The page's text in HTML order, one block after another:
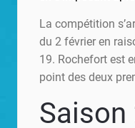
La compétition
du 2 février en
19. Rochefort est
point des deux
Saison